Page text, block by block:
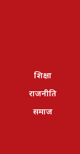
शिक्षा
राजनीति
समाज